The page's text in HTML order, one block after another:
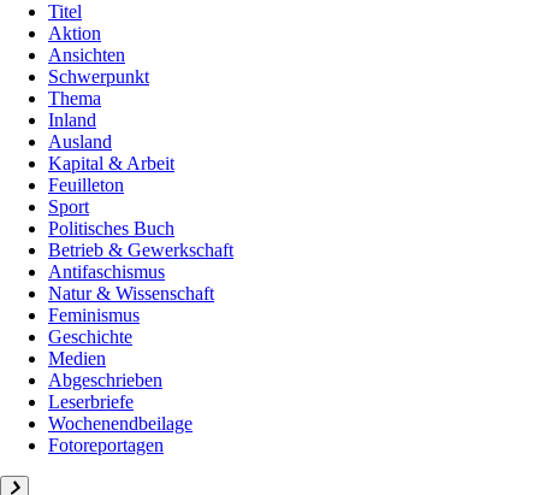
Titel
Aktion
Ansichten
Schwerpunkt
Thema
Inland
Ausland
Kapital & Arbeit
Feuilleton
Sport
Politisches Buch
Betrieb & Gewerkschaft
Antifaschismus
Natur & Wissenschaft
Feminismus
Geschichte
Medien
Abgeschrieben
Leserbriefe
Wochenendbeilage
Fotoreportagen